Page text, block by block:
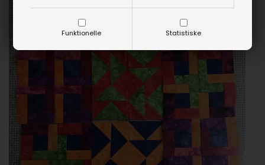
Funktionelle Statistiske